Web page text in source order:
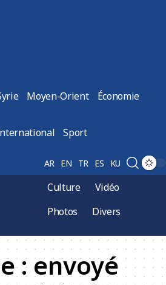
Moyen-Orient Économie
Sport
AR EN TR ES KU
Culture
Vidéo
Photos
Divers
: envoyé